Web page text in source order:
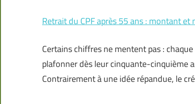
Retrait du CPF après 55 ans : montant
Certains chiffres ne mentent pas :
plafonner dès leur cinquante-cinquième
Contrairement à une idée répandue, le